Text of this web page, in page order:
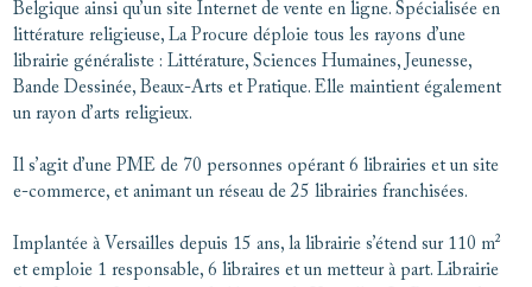
Belgique ainsi qu’un site Internet de vente en ligne. Spécialisée en
littérature religieuse, La Procure déploie tous les rayons d’une
librairie généraliste : Littérature, Sciences Humaines, Jeunesse,
Bande Dessinée, Beaux-Arts et Pratique. Elle maintient également
un rayon d’arts religieux.
Il s’agit d’une PME de 70 personnes opérant 6 librairies et un site
e-commerce, et animant un réseau de 25 librairies franchisées.
Implantée à Versailles depuis 15 ans, la librairie s’étend sur 110 m²
et emploie 1 responsable, 6 libraires et un metteur à part. Librairie